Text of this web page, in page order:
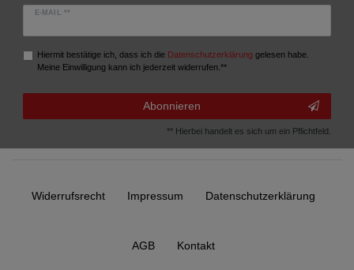
E-MAIL **
Hiermit bestätige ich, dass ich die Daten­schutz­erklärung gelesen habe.
Meine Einwilligung kann ich jederzeit widerrufen.**
Abonnieren
** Hierbei handelt es sich um ein Pflichtfeld.
Widerrufs­recht Impressum Daten­schutz­erklärung
AGB Kontakt